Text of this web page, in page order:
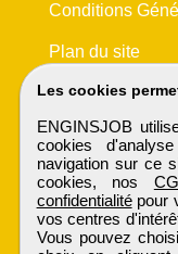
Les cookies
ENGINSJOB
cookies
navigation sur ce
cookies, nos
confidentialitépour
vos centres
Vous pouvez
Conditions
Plan du site